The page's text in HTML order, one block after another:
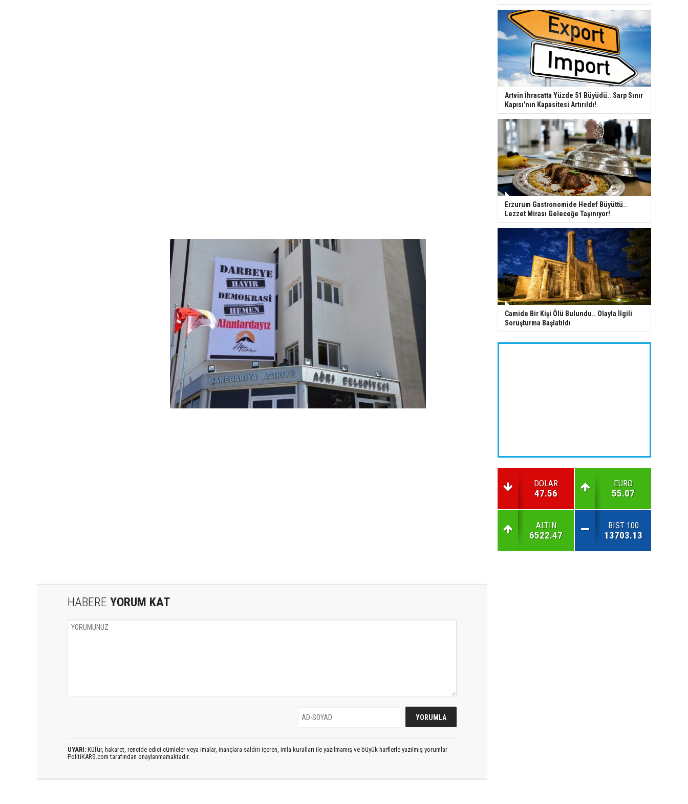
HABERE YORUM KAT
UYARI: Küfür, hakaret, rencide edici cümleler veya imalar, inançlara saldırı içeren, imla kuralları ile yazılmamış ve büyük harflerle yazılmış yorumlar
PolitiKARS.com tarafından onaylanmamaktadır.
Artvin İhracatta Yüzde 51 Büyüdü.. Sarp Sınır
Kapısı'nın Kapasitesi Artırıldı!
Erzurum Gastronomide Hedef Büyüttü..
Lezzet Mirası Geleceğe Taşınıyor!
Camide Bir Kişi Ölü Bulundu.. Olayla İlgili
Soruşturma Başlatıldı
DOLAR
47.56
EURO
55.07
ALTIN
6522.47
BIST 100
13703.13